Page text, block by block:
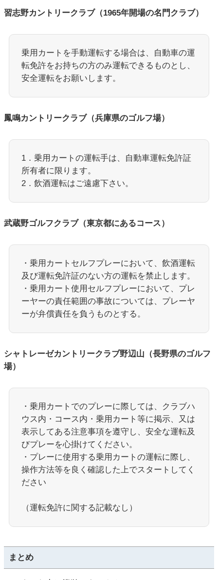
習志野カントリークラブ（1965年開場の名門クラブ）
乗用カートを手動運転する場合は、自動車の運
転免許をお持ちの方のみ運転できるものとし、
安全運転をお願いします。
鳳鳴カントリークラブ（兵庫県のゴルフ場）
1．乗用カートの運転手は、自動車運転免許証
所有者に限ります。
2．飲酒運転はご遠慮下さい。
武蔵野ゴルフクラブ（東京都にあるコース）
・乗用カートセルフプレーにおいて、飲酒運転
及び運転免許証のない方の運転を禁止します。
・乗用カート使用セルフプレーにおいて、プレ
ーヤーの責任範囲の事故については、プレーヤ
ーが弁償責任を負うものとする。
シャトレーゼカントリークラブ野辺山（長野県のゴルフ
場）
・乗用カートでのプレーに際しては、クラブハ
ウス内・コース内・乗用カート等に掲示、又は
表示してある注意事項を遵守し、安全な運転及
びプレーを心掛けてください。
・プレーに使用する乗用カートの運転に際し、
操作方法等を良く確認した上でスタートしてく
ださい
（運転免許に関する記載なし）
まとめ